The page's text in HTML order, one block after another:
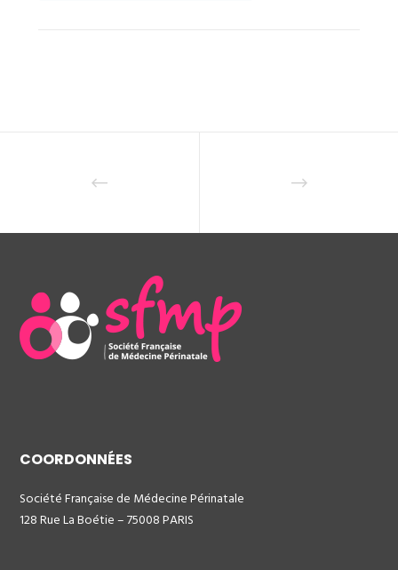
COORDONNÉES
Société Française de Médecine Périnatale
128 Rue La Boétie – 75008 PARIS